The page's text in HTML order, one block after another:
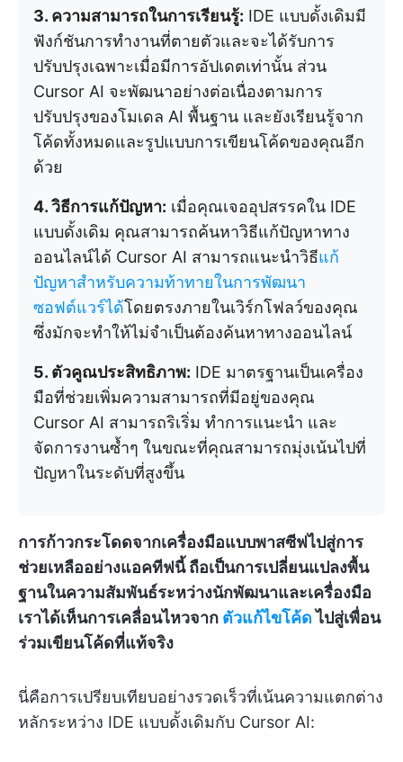
3. ความสามารถในการเรียนรู้: IDE แบบดั้งเดิมมี
ฟังก์ชันการทำงานที่ตายตัวและจะได้รับการ
ปรับปรุงเฉพาะเมื่อมีการอัปเดตเท่านั้น ส่วน
Cursor AI จะพัฒนาอย่างต่อเนื่องตามการ
ปรับปรุงของโมเดล AI พื้นฐาน และยังเรียนรู้จาก
โค้ดทั้งหมดและรูปแบบการเขียนโค้ดของคุณอีก
ด้วย
4. วิธีการแก้ปัญหา: เมื่อคุณเจออุปสรรคใน IDE
แบบดั้งเดิม คุณสามารถค้นหาวิธีแก้ปัญหาทาง
ออนไลน์ได้ Cursor AI สามารถแนะนำวิธีแก้
ปัญหาสำหรับความท้าทายในการพัฒนา
ซอฟต์แวร์ได้โดยตรงภายในเวิร์กโฟลว์ของคุณ
ซึ่งมักจะทำให้ไม่จำเป็นต้องค้นหาทางออนไลน์
5. ตัวคูณประสิทธิภาพ: IDE มาตรฐานเป็นเครื่อง
มือที่ช่วยเพิ่มความสามารถที่มีอยู่ของคุณ
Cursor AI สามารถริเริ่ม ทำการแนะนำ และ
จัดการงานซ้ำๆ ในขณะที่คุณสามารถมุ่งเน้นไปที่
ปัญหาในระดับที่สูงขึ้น
การก้าวกระโดดจากเครื่องมือแบบพาสซีฟไปสู่การ
ช่วยเหลืออย่างแอคทีฟนี้ ถือเป็นการเปลี่ยนแปลงพื้น
ฐานในความสัมพันธ์ระหว่างนักพัฒนาและเครื่องมือ
เราได้เห็นการเคลื่อนไหวจาก ตัวแก้ไขโค้ดไปสู่เพื่อน
ร่วมเขียนโค้ดที่แท้จริง
นี่คือการเปรียบเทียบอย่างรวดเร็วที่เน้นความแตกต่าง
หลักระหว่าง IDE แบบดั้งเดิมกับ Cursor AI: